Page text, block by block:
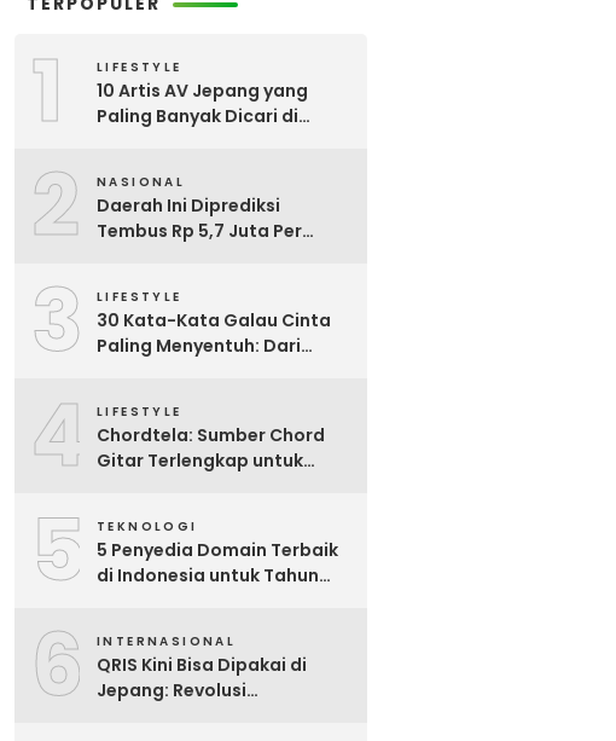
1 LIFESTYLE
10 Artis AV Jepang yang
Paling Banyak Dicari di
2 NASIONAL
Daerah Ini Diprediksi
Tembus Rp 5,7 Juta Per
Upah Minimum 2026
3 LIFESTYLE
30 Kata-Kata Galau Cinta
Paling Menyentuh: Dari
4 LIFESTYLE
Chordtela: Sumber Chord
Gitar Terlengkap untuk
5 TEKNOLOGI
5 Penyedia Domain Terbaik
di Indonesia untuk Tahun
6 INTERNASIONAL
QRIS Kini Bisa Dipakai di
Jepang: Revolusi